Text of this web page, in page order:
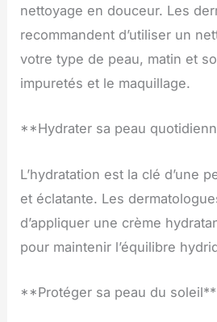
nettoyage en douceur. Les
recommandent d’utiliser un
votre type de peau, matin et
impuretés et le maquillage.
**Hydrater sa peau
L’hydratation est la clé d’une
et éclatante. Les
d’appliquer une crème
pour maintenir l’équilibre
**Protéger sa peau du soleil**